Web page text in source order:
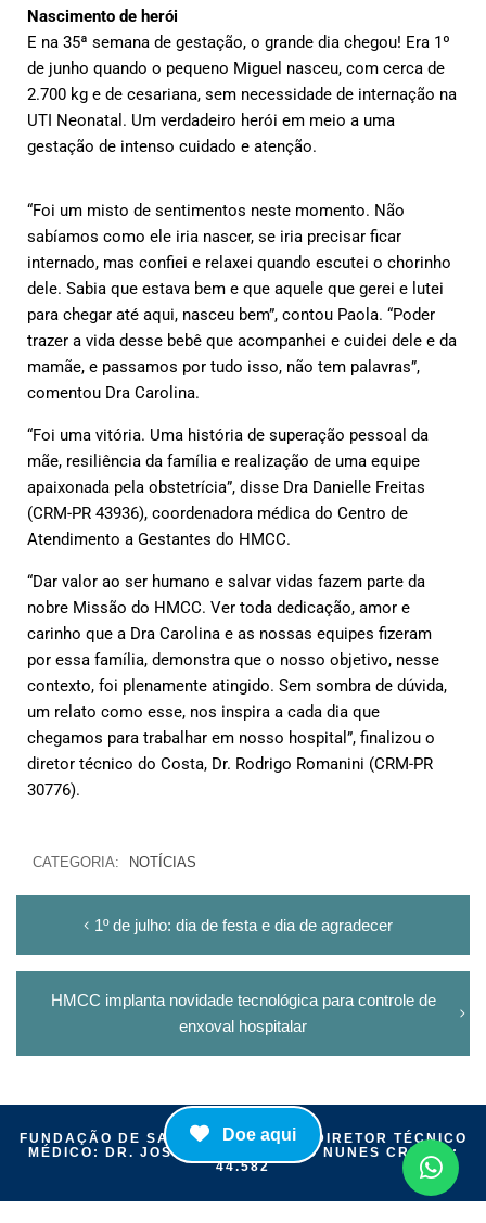
Nascimento de herói
E na 35ª semana de gestação, o grande dia chegou! Era 1º
de junho quando o pequeno Miguel nasceu, com cerca de
2.700 kg e de cesariana, sem necessidade de internação na
UTI Neonatal. Um verdadeiro herói em meio a uma
gestação de intenso cuidado e atenção.
“Foi um misto de sentimentos neste momento. Não
sabíamos como ele iria nascer, se iria precisar ficar
internado, mas confiei e relaxei quando escutei o chorinho
dele. Sabia que estava bem e que aquele que gerei e lutei
para chegar até aqui, nasceu bem”, contou Paola. “Poder
trazer a vida desse bebê que acompanhei e cuidei dele e da
mamãe, e passamos por tudo isso, não tem palavras”,
comentou Dra Carolina.
“Foi uma vitória. Uma história de superação pessoal da
mãe, resiliência da família e realização de uma equipe
apaixonada pela obstetrícia”, disse Dra Danielle Freitas
(CRM-PR 43936), coordenadora médica do Centro de
Atendimento a Gestantes do HMCC.
“Dar valor ao ser humano e salvar vidas fazem parte da
nobre Missão do HMCC. Ver toda dedicação, amor e
carinho que a Dra Carolina e as nossas equipes fizeram
por essa família, demonstra que o nosso objetivo, nesse
contexto, foi plenamente atingido. Sem sombra de dúvida,
um relato como esse, nos inspira a cada dia que
chegamos para trabalhar em nosso hospital”, finalizou o
diretor técnico do Costa, Dr. Rodrigo Romanini (CRM-PR
30776).
CATEGORIA: NOTÍCIAS
1º de julho: dia de festa e dia de agradecer
HMCC implanta novidade tecnológica para controle de
enxoval hospitalar
FUNDAÇÃO DE SAÚDE ITAIGUAPY | DIRETOR TÉCNICO
MÉDICO: DR. JOSÉ MÁRIO CAMELO NUNES CRM-PR:
44.582
Doe aqui